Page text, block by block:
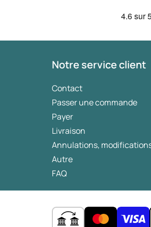
4.6sur
Notre service client
Contact
Passer une commande
Payer
Livraison
Annulations,
Autre
FAQ